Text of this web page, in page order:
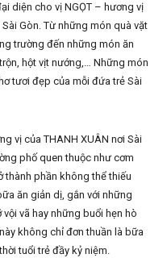
diện cho vị NGỌT – hương vị
Gòn. Từ những món quà vặt
trường đến những món ăn
hột vịt nướng,… Những món
tươi đẹp của mỗi đứa trẻ Sài
vị của THANH XUÂN nơi Sài
phố quen thuộc như cơm
thành phần không thể thiếu
ăn giản dị, gắn với những
vã hay những buổi hẹn hò
không chỉ đơn thuần là bữa
tuổi trẻ đầy kỷ niệm.